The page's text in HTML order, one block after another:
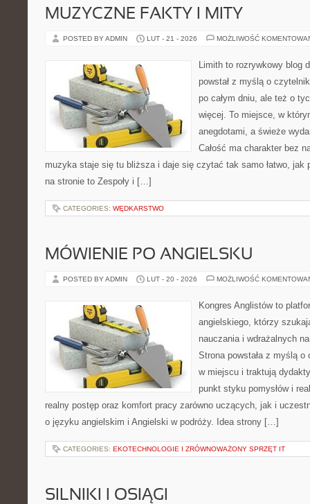
MUZYCZNE FAKTY I MITY
POSTED BY ADMIN LUT - 21 - 2026 MOŻLIWOŚĆ
Limith to rozrywkowy blog
powstał z myślą o
po całym dniu, ale też o
więcej. To miejsce, w
anegdotami, a świeże
Całość ma charakter bez
muzyka staje się tu bliższa i daje się czytać tak samo łatwo, jak
na stronie to Zespoły i […]
CATEGORIES: WĘDKARSTWO
MÓWIENIE PO ANGIELSKU
POSTED BY ADMIN LUT - 20 - 2026 MOŻLIWOŚĆ
Kongres Anglistów to
angielskiego, którzy
nauczania i wdrażalnych
Strona powstała z myślą
w miejscu i traktują
punkt styku pomysłów i
realny postęp oraz komfort pracy zarówno uczących, jak i
o języku angielskim i Angielski w podróży. Idea strony […]
CATEGORIES: EKOTECHNOLOGIE I ZRÓWNOWAŻONY SPRZĘT IT
SILNIKI I OSIĄGI